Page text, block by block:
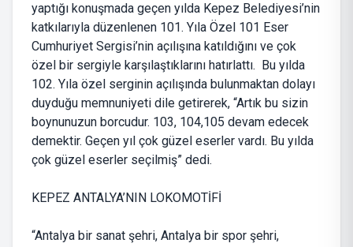
yaptığı konuşmada geçen yılda Kepez Belediyesi’nin
katkılarıyla düzenlenen 101. Yıla Özel 101 Eser
Cumhuriyet Sergisi’nin açılışına katıldığını ve çok
özel bir sergiyle karşılaştıklarını hatırlattı. Bu yılda
102. Yıla özel serginin açılışında bulunmaktan dolayı
duyduğu memnuniyeti dile getirerek, “Artık bu sizin
boynunuzun borcudur. 103, 104,105 devam edecek
demektir. Geçen yıl çok güzel eserler vardı. Bu yılda
çok güzel eserler seçilmiş” dedi.
KEPEZ ANTALYA’NIN LOKOMOTİFİ
“Antalya bir sanat şehri, Antalya bir spor şehri,